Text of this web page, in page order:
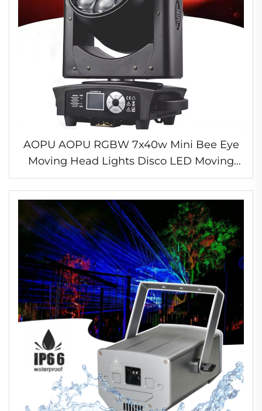
AOPU AOPU RGBW 7x40w Mini Bee Eye
Moving Head Lights Disco LED Moving
Head Wash Zoom Beam DJ Lampu
Panggung